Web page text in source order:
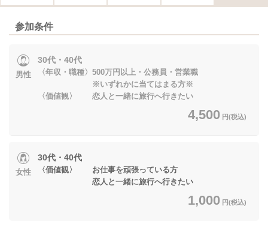
参加条件
男性
30代・40代
〈年収・職種〉500万円以上・公務員・営業職
※いずれかに当てはまる方※
〈価値観〉 恋人と一緒に旅行へ行きたい
4,500 円(税込)
女性
30代・40代
〈価値観〉 お仕事を頑張っている方
恋人と一緒に旅行へ行きたい
1,000 円(税込)